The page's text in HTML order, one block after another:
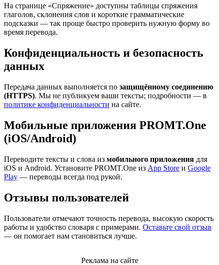
На странице «Спряжение» доступны таблицы спряжения
глаголов, склонения слов и короткие грамматические
подсказки — так проще быстро проверить нужную форму во
время перевода.
Конфиденциальность и безопасность
данных
Передача данных выполняется по защищённому соединению
(HTTPS). Мы не публикуем ваши тексты; подробности — в
политике конфиденциальности на сайте.
Мобильные приложения PROMT.One
(iOS/Android)
Переводите тексты и слова из мобильного приложения для
iOS и Android. Установите PROMT.One из App Store и Google
Play — переводы всегда под рукой.
Отзывы пользователей
Пользователи отмечают точность перевода, высокую скорость
работы и удобство словаря с примерами. Оставьте свой отзыв
— он помогает нам становиться лучше.
Реклама на сайте